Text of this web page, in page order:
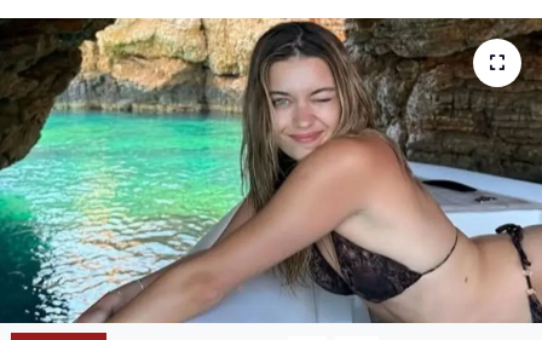
SAĞLIK
EĞİTİM
BÖLGE
KEŞFET
POPÜLER